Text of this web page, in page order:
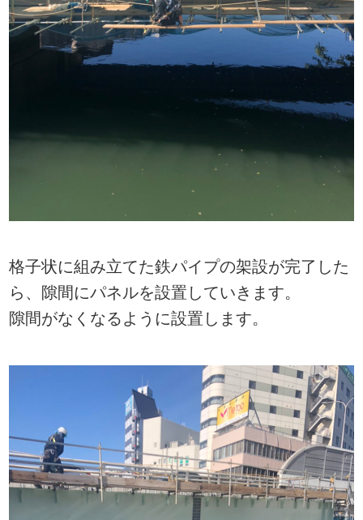
格子状に組み立てた鉄パイプの架設が完了した
ら、隙間にパネルを設置していきます。
隙間がなくなるように設置します。